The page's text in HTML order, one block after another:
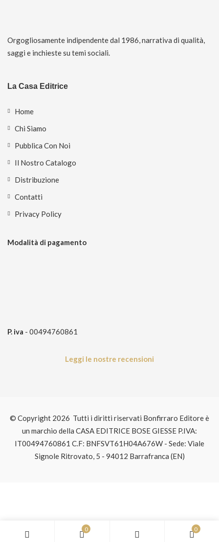
0 0
Orgogliosamente indipendente dal 1986, narrativa di qualità,
saggi e inchieste su temi sociali.
La Casa Editrice
Home
Chi Siamo
Pubblica Con Noi
Il Nostro Catalogo
Distribuzione
Contatti
Privacy Policy
Modalità di pagamento
P. iva - 00494760861
Leggi le nostre recensioni
© Copyright 2026 Tutti i diritti riservati Bonfirraro Editore è
un marchio della CASA EDITRICE BOSE GIESSE P.IVA:
IT00494760861 C.F: BNFSVT61H04A676W - Sede: Viale
Signole Ritrovato, 5 - 94012 Barrafranca (EN)